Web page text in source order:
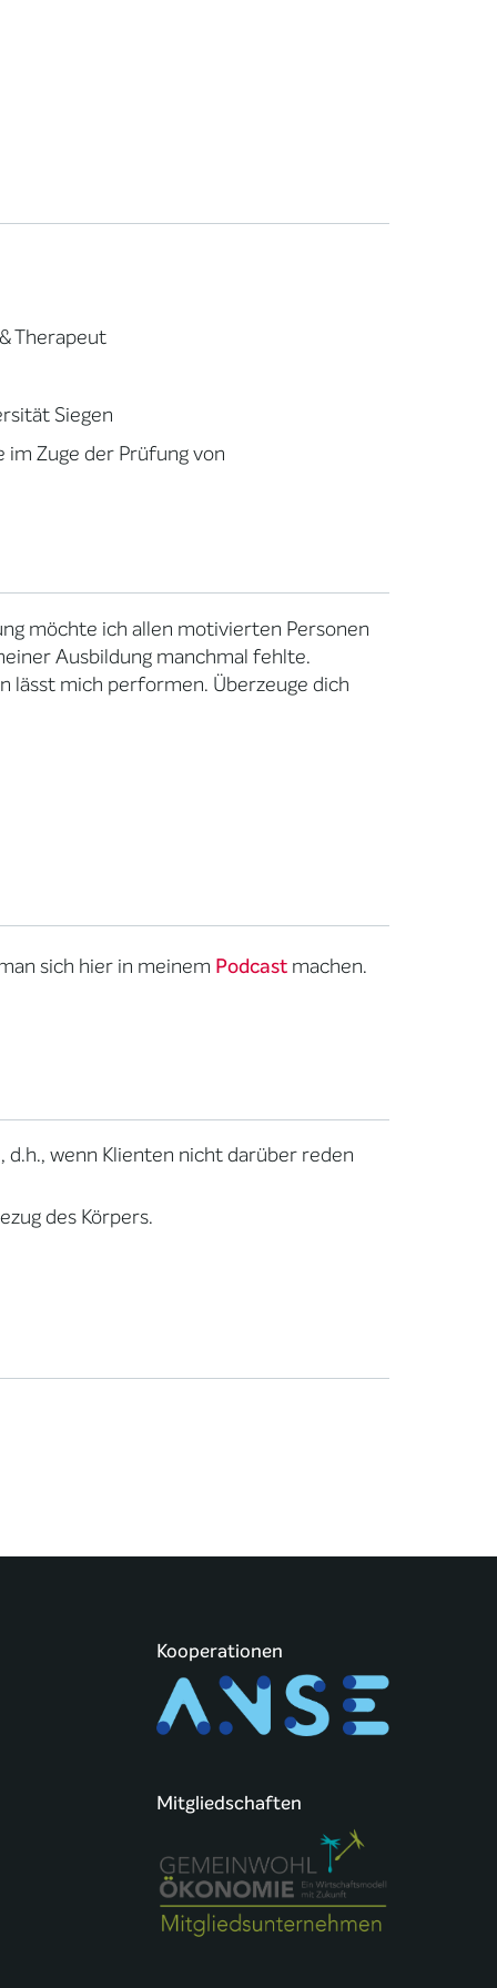
Therapeut
Siegen
Zuge der Prüfung von
möchte ich allen motivierten Personen
Ausbildung manchmal fehlte.
lässt mich performen. Überzeuge dich
sich hier in meinem Podcast machen.
wenn Klienten nicht darüber reden
des Körpers.
Kooperationen
Mitgliedschaften